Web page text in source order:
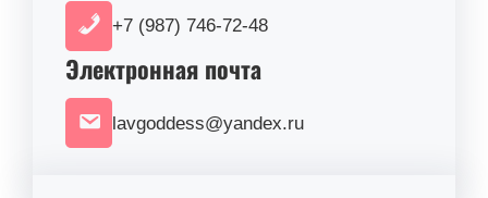
+7 (987) 746-72-48
Электронная почта
lavgoddess@yandex.ru